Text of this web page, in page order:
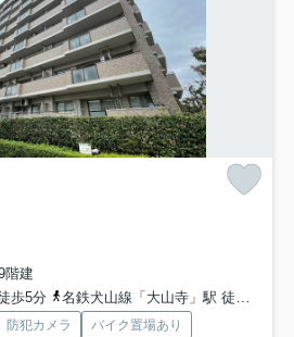
階建
歩5分
名鉄犬山線「大山寺」駅 徒歩28分
防犯カメラ バイク置場あり